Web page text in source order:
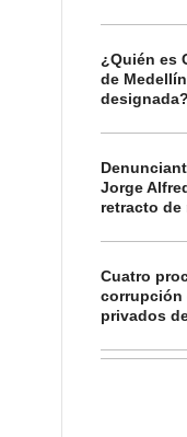
¿Quién es
de
Jorge
retracto de
Cuatro
corrupción
privados